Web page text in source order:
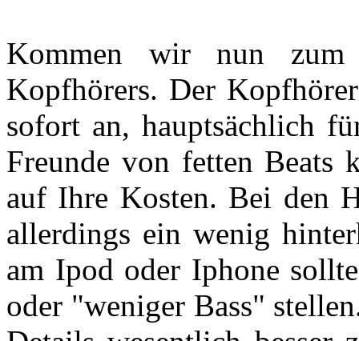
Kommen wir nun zum
Kopfhörers. Der
sofort an, hauptsächlich
Freunde von fetten
auf Ihre Kosten. Bei den
allerdings ein wenig
am Ipod oder Iphone
oder "weniger Bass"